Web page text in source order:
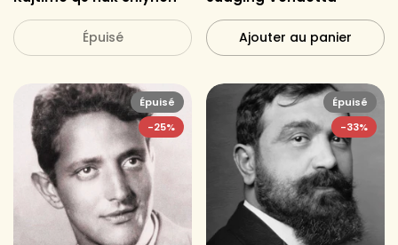
Épuisé Ajouter au panier
Épuisé
-25%
Épuisé
-33%